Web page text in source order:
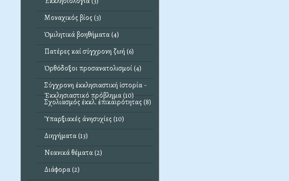
Μοναχικός βίος (3)
Ὁμιλητικά βοηθήματα (4)
Πατέρες καί σύγχρονη ζωή (6)
Ὀρθόδοξοι προσανατολισμοί (4)
Σύγχρονη ἐκκλησιαστική ἱστορία -
Ἐκκλησιαστικό πρόβλημα (10)
Σχολιασμός ἐκκλ. ἐπικαιρότητας (8)
Ὑπαρξιακές άνησυχίες (10)
Διηγήματα (13)
Νεανικά θέματα (2)
Διάφορα (2)